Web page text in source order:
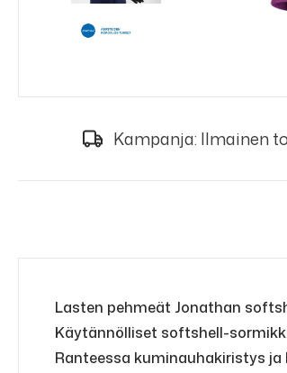
Kampanja: Ilmainen
Lasten pehmeät Jonathan
Käytännölliset softshell-
Ranteessa kuminauhakiristys